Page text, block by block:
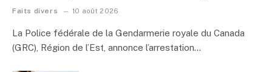
Faits divers 10 août 2026
La Police fédérale de la Gendarmerie royale du Canada
(GRC), Région de l’Est, annonce l’arrestation…